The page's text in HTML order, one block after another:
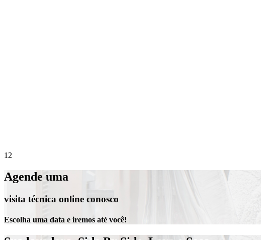
1 2
Agende uma
visita técnica online conosco
Escolha uma data e iremos até você!